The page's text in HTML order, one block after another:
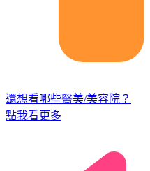
還想看哪些醫美/美容院？
點我看更多